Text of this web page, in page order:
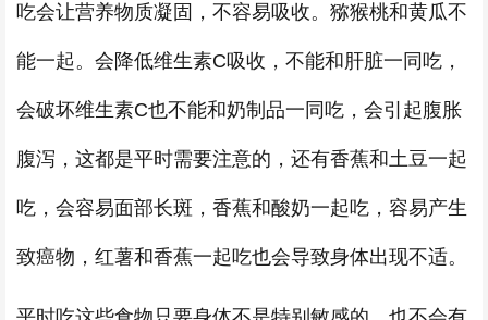
吃会让营养物质凝固，不容易吸收。猕猴桃和黄瓜不
能一起。会降低维生素C吸收，不能和肝脏一同吃，
会破坏维生素C也不能和奶制品一同吃，会引起腹胀
腹泻，这都是平时需要注意的，还有香蕉和土豆一起
吃，会容易面部长斑，香蕉和酸奶一起吃，容易产生
致癌物，红薯和香蕉一起吃也会导致身体出现不适。